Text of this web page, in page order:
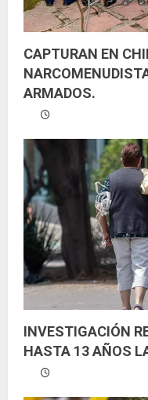
CAPTURAN EN
ARMADOS.
INVESTIGACIÓN
HASTA 13 AÑOS